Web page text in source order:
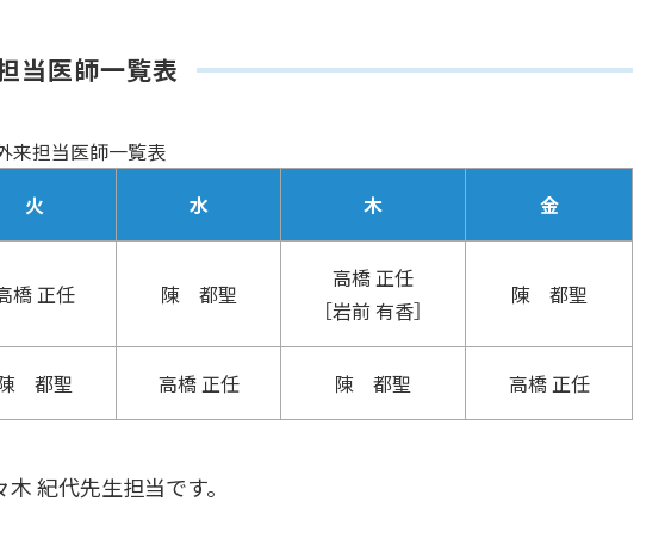
当医師一覧表
来担当医師一覧表
火 水 木 金
橋 正任 陳 都聖
高橋 正任
［岩前 有香］
陳 都聖
都聖 高橋 正任 陳 都聖 高橋 正任
紀代先生担当です。